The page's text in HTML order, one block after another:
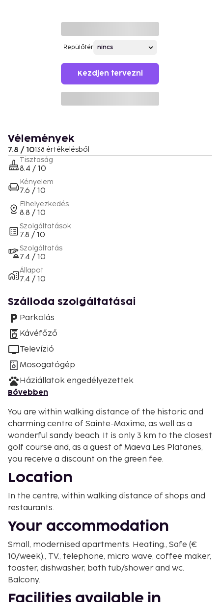
Repülőtér
Kezdjen tervezni
Vélemények
7.8 / 10138 értékelésből
Tisztaság
8.4 / 10
Kényelem
7.6 / 10
Elhelyezkedés
8.8 / 10
Szolgáltatások
7.8 / 10
Szolgáltatás
7.4 / 10
Állapot
7.4 / 10
Szálloda szolgáltatásai
Parkolás
Kávéfőző
Televízió
Mosogatógép
Háziállatok engedélyezettek
Bővebben
You are within walking distance of the historic and
charming centre of Sainte-Maxime, as well as a
wonderful sandy beach. It is only 3 km to the closest
golf course and, as a guest of Maeva Les Platanes,
you receive a discount on the green fee.
Location
In the centre, within walking distance of shops and
restaurants.
Your accommodation
Small, modernised apartments. Heating., Safe (€
10/week)., TV., telephone, micro wave, coffee maker,
toaster, dishwasher, bath tub/shower and wc.
Balcony.
Facilities available in